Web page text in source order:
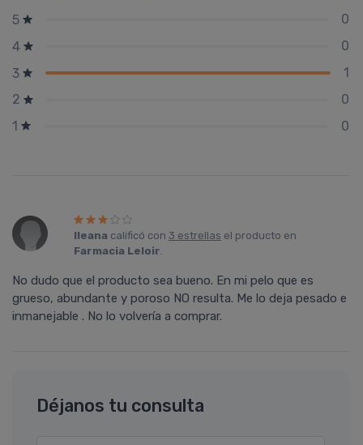
5
0
4
0
3
1
2
0
1
0
Ileana calificó con 3 estrellas el producto en
Farmacia Leloir.
No dudo que el producto sea bueno. En mi pelo que es
grueso, abundante y poroso NO resulta. Me lo deja pesado e
inmanejable . No lo volverí­a a comprar.
Déjanos tu consulta